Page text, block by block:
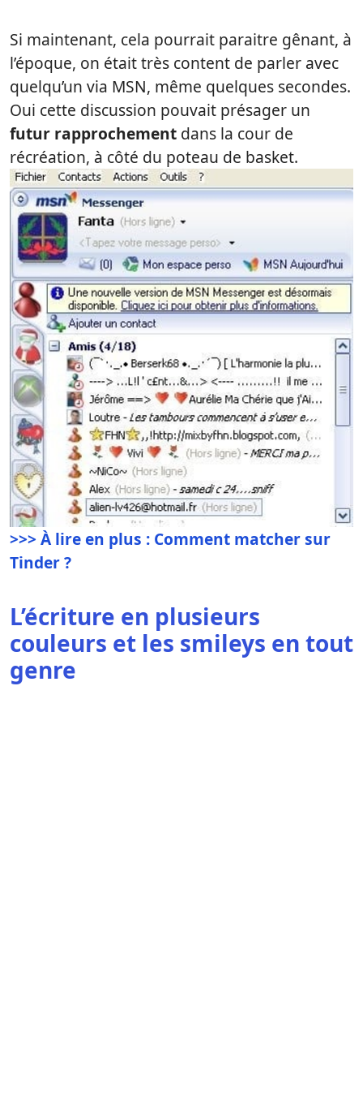
Si maintenant, cela pourrait paraitre gênant, à
l’époque, on était très content de parler avec
quelqu’un via MSN, même quelques secondes.
Oui cette discussion pouvait présager un
futur rapprochement dans la cour de
récréation, à côté du poteau de basket.
>>> À lire en plus : Comment matcher sur
Tinder ?
L’écriture en plusieurs
couleurs et les smileys en tout
genre